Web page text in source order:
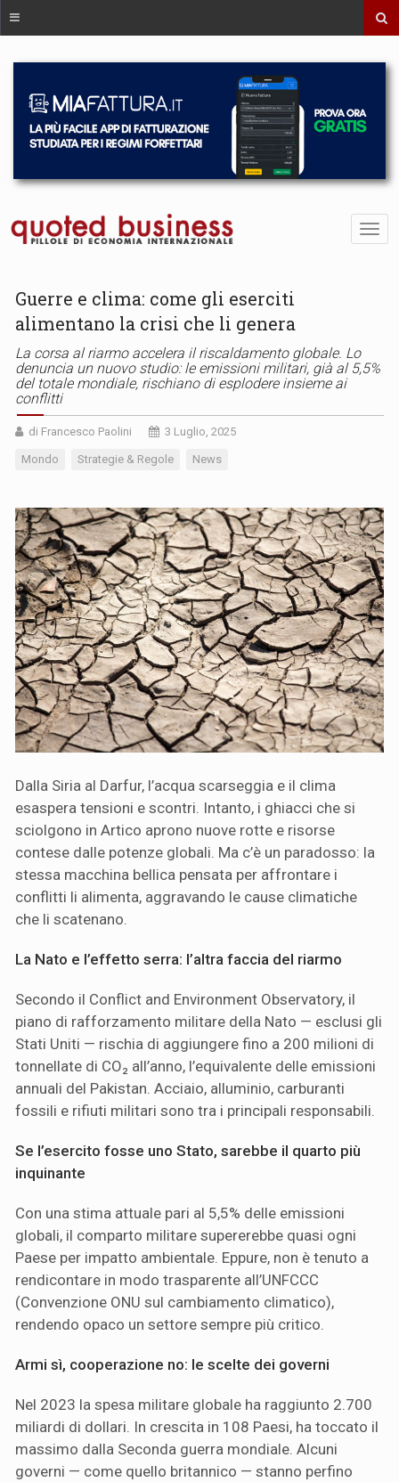
Guerre e clima: come gli eserciti
alimentano la crisi che li genera
La corsa al riarmo accelera il riscaldamento globale. Lo
denuncia un nuovo studio: le emissioni militari, già al 5,5%
del totale mondiale, rischiano di esplodere insieme ai
conflitti
di Francesco Paolini 3 Luglio, 2025
Mondo Strategie & Regole News
Dalla Siria al Darfur, l’acqua scarseggia e il clima
esaspera tensioni e scontri. Intanto, i ghiacci che si
sciolgono in Artico aprono nuove rotte e risorse
contese dalle potenze globali. Ma c’è un paradosso: la
stessa macchina bellica pensata per affrontare i
conflitti li alimenta, aggravando le cause climatiche
che li scatenano.
La Nato e l’effetto serra: l’altra faccia del riarmo
Secondo il Conflict and Environment Observatory, il
piano di rafforzamento militare della Nato — esclusi gli
Stati Uniti — rischia di aggiungere fino a 200 milioni di
tonnellate di CO₂ all’anno, l’equivalente delle emissioni
annuali del Pakistan. Acciaio, alluminio, carburanti
fossili e rifiuti militari sono tra i principali responsabili.
Se l’esercito fosse uno Stato, sarebbe il quarto più
inquinante
Con una stima attuale pari al 5,5% delle emissioni
globali, il comparto militare supererebbe quasi ogni
Paese per impatto ambientale. Eppure, non è tenuto a
rendicontare in modo trasparente all’UNFCCC
(Convenzione ONU sul cambiamento climatico),
rendendo opaco un settore sempre più critico.
Armi sì, cooperazione no: le scelte dei governi
Nel 2023 la spesa militare globale ha raggiunto 2.700
miliardi di dollari. In crescita in 108 Paesi, ha toccato il
massimo dalla Seconda guerra mondiale. Alcuni
governi — come quello britannico — stanno perfino